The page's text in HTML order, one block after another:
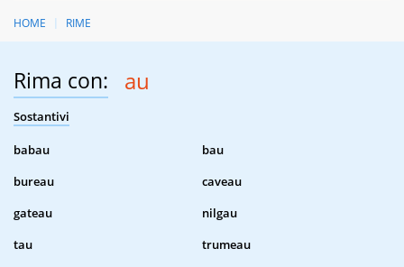
HOME RIME
Rima con: au
Sostantivi
babau
bau
bureau
caveau
gateau
nilgau
tau
trumeau